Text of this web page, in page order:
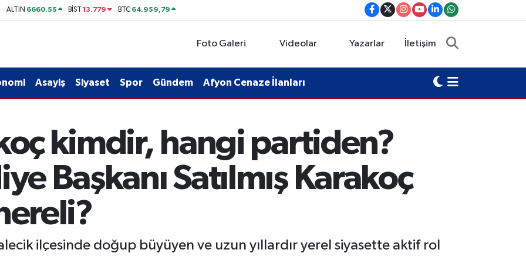
ALTIN 6660.55 BİST13.779 BTC 64.959,79
Foto Galeri Videolar Yazarlar İletişim
Asayiş Siyaset Spor Gündem Afyon Cenaze İlanları
kimdir, hangi partiden?
Başkanı Satılmış Karakoç
ilçesinde doğup büyüyen ve uzun yıllardır yerel siyasette aktif rol